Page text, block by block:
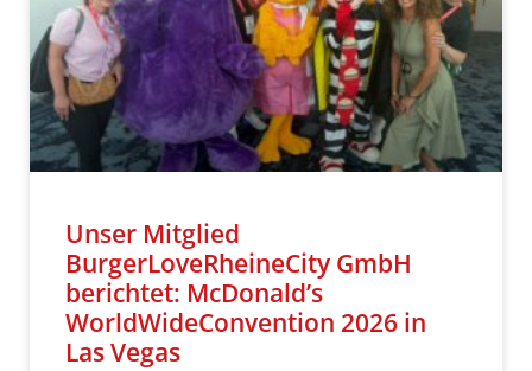
Unser Mitglied
BurgerLoveRheineCity GmbH
berichtet: McDonald’s
WorldWideConvention 2026 in
Las Vegas